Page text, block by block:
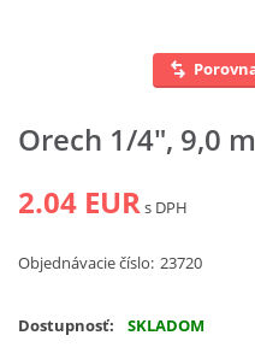
Orech 1/4", 9,0
2.04 EURs DPH
Objednávacie číslo: 23720
Dostupnosť: SKLADOM